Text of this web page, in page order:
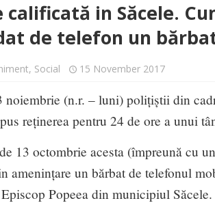
calificată in Săcele.
de telefon un
, Social 15 November 2017
noiembrie (n.r. – luni) polițiștii din
reținerea pentru 24 de ore a unui
13 octombrie acesta (împreună cu
amenințare un bărbat de telefonul
Popeea din municipiul Săcele.